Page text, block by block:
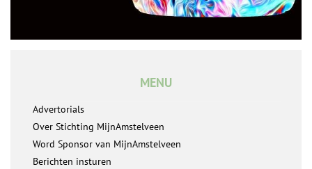
MENU
Advertorials
Over Stichting MijnAmstelveen
Word Sponsor van MijnAmstelveen
Berichten insturen